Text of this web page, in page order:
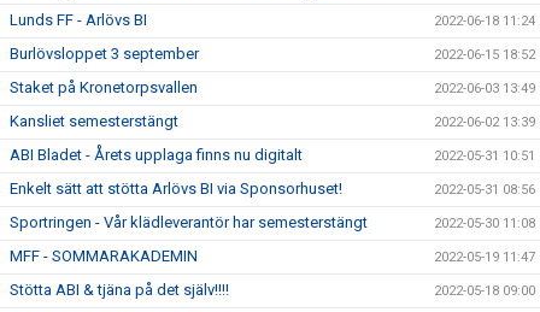
Lunds FF - Arlövs BI 2022-06-18 11:24
Burlövsloppet 3 september 2022-06-15 18:52
Staket på Kronetorpsvallen 2022-06-03 13:49
Kansliet semesterstängt 2022-06-02 13:39
ABI Bladet - Årets upplaga finns nu digitalt 2022-05-31 10:51
Enkelt sätt att stötta Arlövs BI via Sponsorhuset! 2022-05-31 08:56
Sportringen - Vår klädleverantör har semesterstängt 2022-05-30 11:08
MFF - SOMMARAKADEMIN 2022-05-19 11:47
Stötta ABI & tjäna på det själv!!!! 2022-05-18 09:00